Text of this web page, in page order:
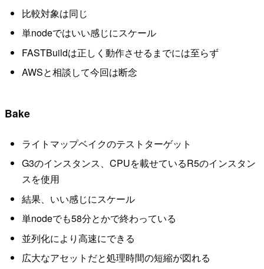
比較対象は同じ
単nodeではいい感じにスケール
FASTBuildは正しく動作させるまでには至らず
AWSと相談して今回は断念
Bake
ライトマップベイクのテストターゲット
G3のインスタンス、CPUを載せているR5のインスタン
スを使用
結果、いい感じにスケール
単nodeでも58分とかで終わっている
並列化により高速にできる
広大なアセットだと処理時間の短縮が図れる